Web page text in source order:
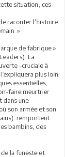
situation, ces
raconter l’histoire
»
de fabrique »
La
–cruciale à
plus loin.
essentielles,
faire meurtrier
dans une
son armée et son
remportent
bambins, des
de la funeste et